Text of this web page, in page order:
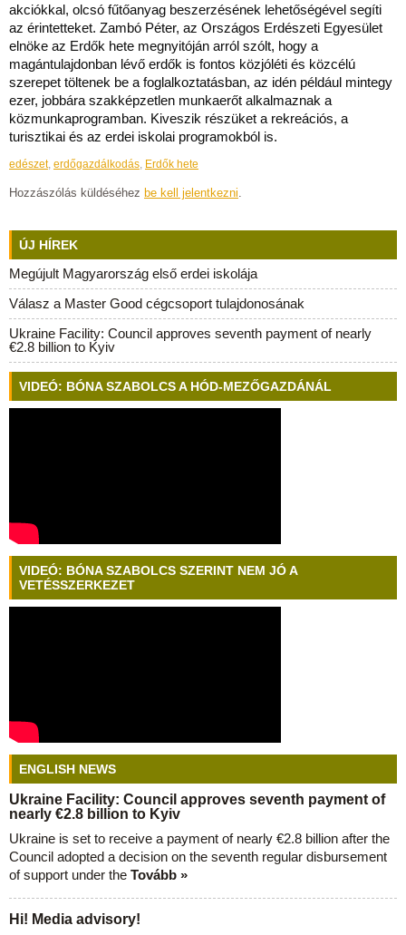
akciókkal, olcsó fűtőanyag beszerzésének lehetőségével segíti
az érintetteket. Zambó Péter, az Országos Erdészeti Egyesület
elnöke az Erdők hete megnyitóján arról szólt, hogy a
magántulajdonban lévő erdők is fontos közjóléti és közcélú
szerepet töltenek be a foglalkoztatásban, az idén például mintegy
ezer, jobbára szakképzetlen munkaerőt alkalmaznak a
közmunkaprogramban. Kiveszik részüket a rekreációs, a
turisztikai és az erdei iskolai programokból is.
edészet, erdőgazdálkodás, Erdők hete
Hozzászólás küldéséhez be kell jelentkezni.
ÚJ HÍREK
Megújult Magyarország első erdei iskolája
Válasz a Master Good cégcsoport tulajdonosának
Ukraine Facility: Council approves seventh payment of nearly
€2.8 billion to Kyiv
VIDEÓ: BÓNA SZABOLCS A HÓD-MEZŐGAZDÁNÁL
VIDEÓ: BÓNA SZABOLCS SZERINT NEM JÓ A
VETÉSSZERKEZET
ENGLISH NEWS
Ukraine Facility: Council approves seventh payment of
nearly €2.8 billion to Kyiv
Ukraine is set to receive a payment of nearly €2.8 billion after the
Council adopted a decision on the seventh regular disbursement
of support under the Tovább »
Hi! Media advisory!